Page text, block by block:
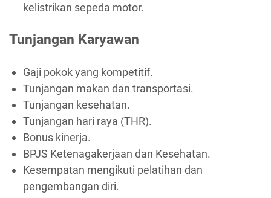
kelistrikan sepeda motor.
Tunjangan Karyawan
Gaji pokok yang kompetitif.
Tunjangan makan dan transportasi.
Tunjangan kesehatan.
Tunjangan hari raya (THR).
Bonus kinerja.
BPJS Ketenagakerjaan dan Kesehatan.
Kesempatan mengikuti pelatihan dan
pengembangan diri.